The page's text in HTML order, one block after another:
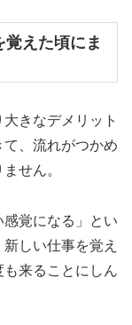
えた頃にま
きなデメリット
、流れがつかめ
せん。
感覚になる」とい
しい仕事を覚え
来ることにしん